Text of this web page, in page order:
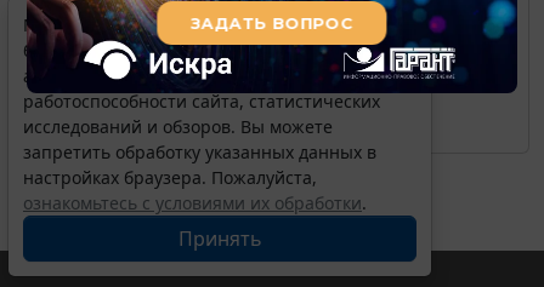
14
15 16 17 18 19
20
22 23 25 26
28
29 30 31
Мы обрабатываем локальные данные
браузера и используем инструменты
аналитики в целях улучшения и обеспечения
работоспособности сайта, статистических
исследований и обзоров. Вы можете
запретить обработку указанных данных в
настройках браузера. Пожалуйста,
ознакомьтесь с условиями их обработки.
Принять